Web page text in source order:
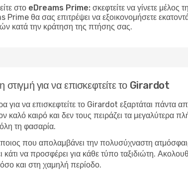
στο eDreams Prime: σκεφτείτε να γίνετε μέλος
Prime θα σας επιτρέψει να εξοικονομήσετε
κατά την κράτηση της πτήσης σας.
στιγμή για να επισκεφτείτε το Girardot
για να επισκεφτείτε το Girardot εξαρτάται πάντα
καλό καιρό και δεν τους πειράζει τα μεγαλύτερα
τη φασαρία.
που απολαμβάνει την πολυσύχναστη
κάτι να προσφέρει για κάθε τύπο ταξιδιώτη.
και στη χαμηλή περίοδο.